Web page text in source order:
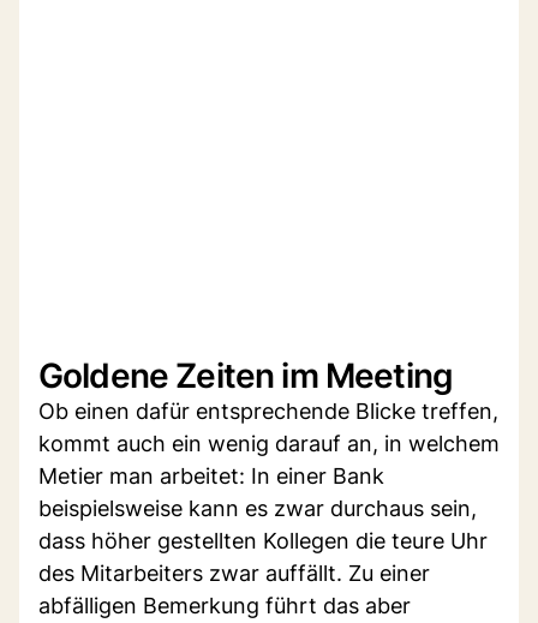
Goldene Zeiten im Meeting
Ob einen dafür entsprechende Blicke treffen,
kommt auch ein wenig darauf an, in welchem
Metier man arbeitet: In einer Bank
beispielsweise kann es zwar durchaus sein,
dass höher gestellten Kollegen die teure Uhr
des Mitarbeiters zwar auffällt. Zu einer
abfälligen Bemerkung führt das aber